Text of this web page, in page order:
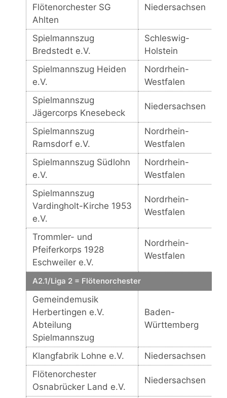
Flötenorchester SG
Ahlten
Niedersachsen
Spielmannszug
Bredstedt e.V.
Schleswig-
Holstein
Spielmannszug Heiden
e.V.
Nordrhein-
Westfalen
Spielmannszug
Jägercorps Knesebeck
Niedersachsen
Spielmannszug
Ramsdorf e.V.
Nordrhein-
Westfalen
Spielmannszug Südlohn
e.V.
Nordrhein-
Westfalen
Spielmannszug
Vardingholt-Kirche 1953
e.V.
Nordrhein-
Westfalen
Trommler- und
Pfeiferkorps 1928
Eschweiler e.V.
Nordrhein-
Westfalen
A2.1/Liga 2 = Flötenorchester
Gemeindemusik
Herbertingen e.V.
Abteilung
Spielmannszug
Baden-
Württemberg
Klangfabrik Lohne e.V.
Niedersachsen
Flötenorchester
Osnabrücker Land e.V.
Niedersachsen